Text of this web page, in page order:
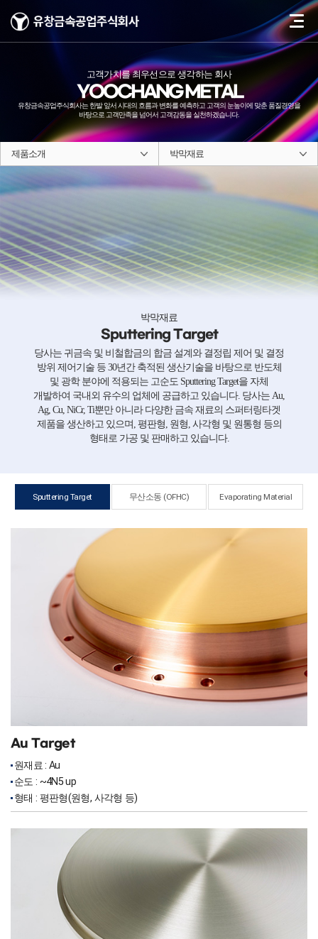
고객가치를 최우선으로 생각하는 회사
YOOCHANG METAL
유창금속공업주식회사는 한발 앞서 시대의 흐름과 변화를 예측하고 고객의 눈높이에 맞춘 품질경영을
바탕으로 고객만족을 넘어서 고객감동을 실천하겠습니다.
제품소개 박막재료
박막재료
Sputtering Target
당사는 귀금속 및 비철합금의 합금 설계와 결정립 제어 및 결정
방위 제어기술 등 30년간 축적된 생산기술을 바탕으로 반도체
및 광학 분야에 적용되는 고순도 Sputtering Target을 자체
개발하여 국내외 유수의 업체에 공급하고 있습니다. 당사는 Au,
Ag, Cu, NiCr, Ti뿐만 아니라 다양한 금속 재료의 스퍼터링타겟
제품을 생산하고 있으며, 평판형, 원형, 사각형 및 원통형 등의
형태로 가공 및 판매하고 있습니다.
Sputtering Target 무산소동 (OFHC) Evaporating Material
Au Target
원재료 : Au
순도 : ~4N5 up
형태 : 평판형(원형, 사각형 등)